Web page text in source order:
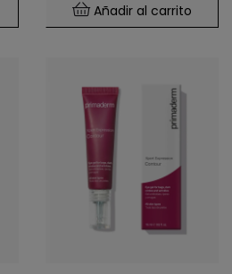
Añadir al carrito